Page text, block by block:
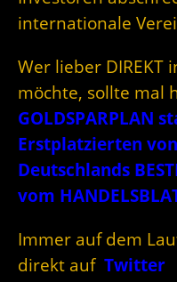
internationale
Wer lieber DIREKT
möchte, sollte mal
GOLDSPARPLAN
Erstplatzierten von
Deutschlands
vom
Immer auf dem
direkt auf Twitter